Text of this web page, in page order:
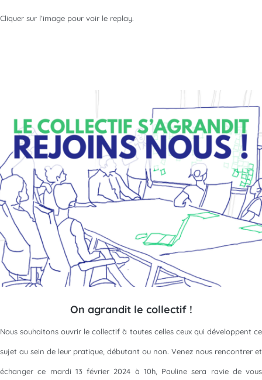
Cliquer sur l’image pour voir le replay.
On agrandit le collectif !
Nous souhaitons ouvrir le collectif à toutes celles ceux qui développent ce
sujet au sein de leur pratique, débutant ou non. Venez nous rencontrer et
échanger ce mardi 13 février 2024 à 10h, Pauline sera ravie de vous